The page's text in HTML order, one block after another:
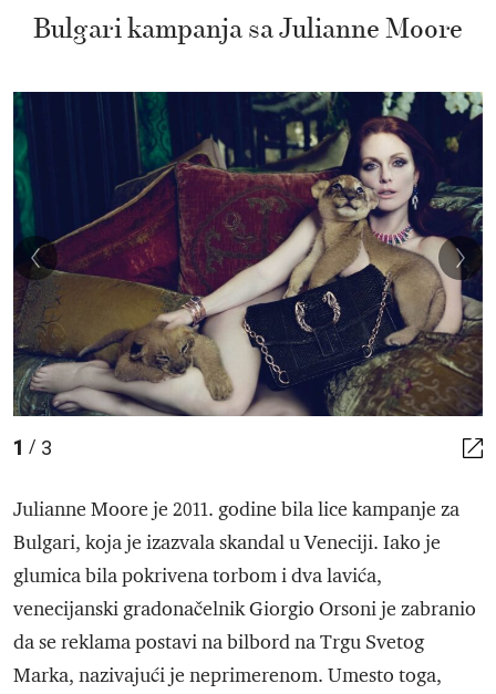
Bulgari kampanja sa Julianne Moore
1 / 3
Julianne Moore je 2011. godine bila lice kampanje za
Bulgari, koja je izazvala skandal u Veneciji. Iako je
glumica bila pokrivena torbom i dva lavića,
venecijanski gradonačelnik Giorgio Orsoni je zabranio
da se reklama postavi na bilbord na Trgu Svetog
Marka, nazivajući je neprimerenom. Umesto toga,